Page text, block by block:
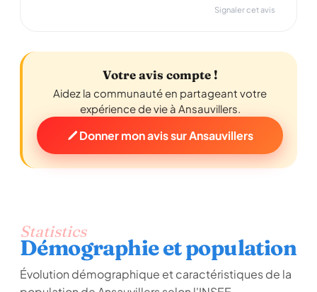
Signaler cet avis
Votre avis compte !
Aidez la communauté en partageant votre
expérience de vie à Ansauvillers.
Donner mon avis sur Ansauvillers
Statistics
Démographie et population
Évolution démographique et caractéristiques de la